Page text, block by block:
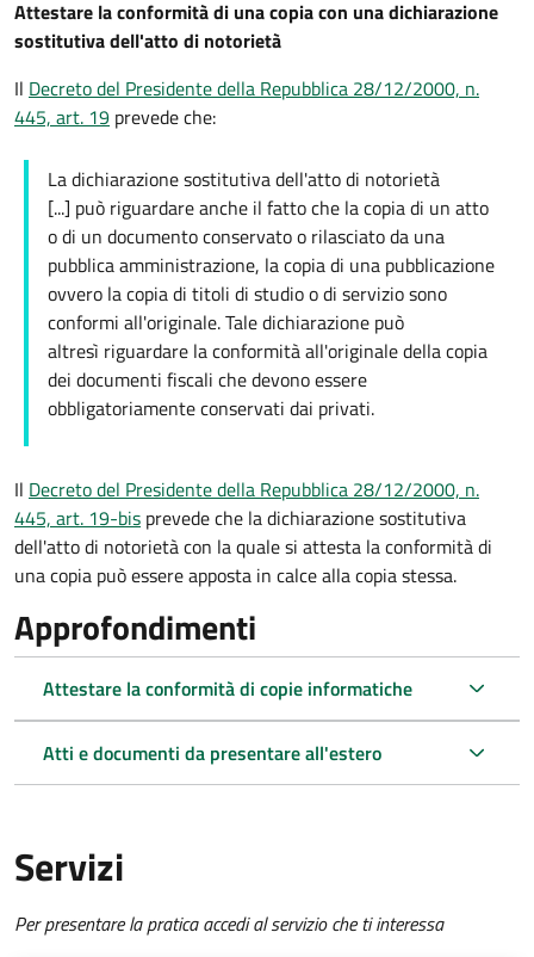
Attestare la conformità di una copia con una dichiarazione
sostitutiva dell'atto di notorietà
Il Decreto del Presidente della Repubblica 28/12/2000, n.
445, art. 19 prevede che:
La dichiarazione sostitutiva dell'atto di notorietà
[...] può riguardare anche il fatto che la copia di un atto
o di un documento conservato o rilasciato da una
pubblica amministrazione, la copia di una pubblicazione
ovvero la copia di titoli di studio o di servizio sono
conformi all'originale. Tale dichiarazione può
altresì riguardare la conformità all'originale della copia
dei documenti fiscali che devono essere
obbligatoriamente conservati dai privati.
Il Decreto del Presidente della Repubblica 28/12/2000, n.
445, art. 19-bis prevede che la dichiarazione sostitutiva
dell'atto di notorietà con la quale si attesta la conformità di
una copia può essere apposta in calce alla copia stessa.
Approfondimenti
Attestare la conformità di copie informatiche
Atti e documenti da presentare all'estero
Servizi
Per presentare la pratica accedi al servizio che ti interessa